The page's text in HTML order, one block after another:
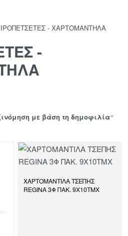
- ΧΑΡΤΟΜΑΝΤΗΛΑ
-
με βάση τη δημοφιλία
ΧΑΡΤΟΜΑΝΤΙΛΑ ΤΣΕΠΗΣ
REGINA 3Φ ΠΑΚ. 9Χ10ΤΜΧ